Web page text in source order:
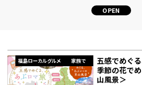
福島ローカルグルメ 家族で
五感でめぐ
季節の花で
山風景＞